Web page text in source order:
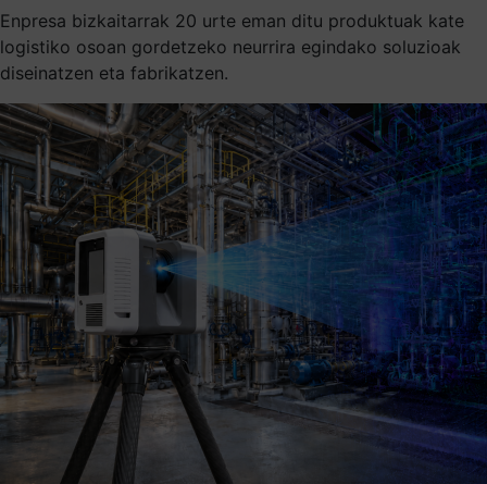
Enpresa bizkaitarrak 20 urte eman ditu produktuak kate
logistiko osoan gordetzeko neurrira egindako soluzioak
diseinatzen eta fabrikatzen.